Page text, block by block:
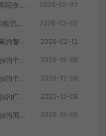
基于Springboot+Vue的互联网医院在线问诊系统 2026-03-22
基于SpringBoot+Vue+移动端的物流快递系统 2026-03-02
基于SpringBoot+Vue前后端分离的智能知识库问答系统 2026-02-12
基于SpringBoot+MySQL+Vue.js的个人健康管理系统(附论文) 2025-12-08
基于SpringBoot+MySQL+Vue.js的个性化推荐电商系统(附论文) 2025-12-08
基于SpringBoot+MySQL+Vue.js的广西文化传承小程序(附论文) 2025-12-08
基于SpringBoot+MySQL+Vue.js的国风彩妆系统(附论文) 2025-12-08